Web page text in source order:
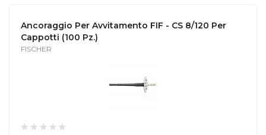
Ancoraggio Per Avvitamento FIF - CS 8/120 Per
Cappotti (100 Pz.)
FISCHER